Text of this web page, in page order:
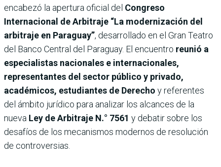
encabezó la apertura oficial del Congreso
Internacional de Arbitraje “La modernización del
arbitraje en Paraguay”, desarrollado en el Gran Teatro
del Banco Central del Paraguay. El encuentro reunió a
especialistas nacionales e internacionales,
representantes del sector público y privado,
académicos, estudiantes de Derecho y referentes
del ámbito jurídico para analizar los alcances de la
nueva Ley de Arbitraje N.° 7561 y debatir sobre los
desafíos de los mecanismos modernos de resolución
de controversias.